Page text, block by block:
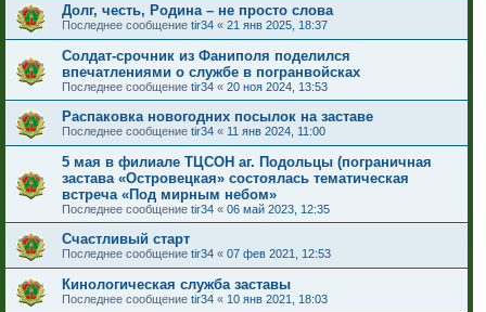
Долг, честь, Родина – не просто слова
Последнее сообщение tir34 « 21 янв 2025, 18:37
Солдат-срочник из Фаниполя поделился
впечатлениями о службе в погранвойсках
Последнее сообщение tir34 « 20 ноя 2024, 13:53
Распаковка новогодних посылок на заставе
Последнее сообщение tir34 « 11 янв 2024, 11:00
5 мая в филиале ТЦСОН аг. Подольцы (пограничная
застава «Островецкая» состоялась тематическая
встреча «Под мирным небом»
Последнее сообщение tir34 « 06 май 2023, 12:35
Счастливый старт
Последнее сообщение tir34 « 07 фев 2021, 12:53
Кинологическая служба заставы
Последнее сообщение tir34 « 10 янв 2021, 18:03